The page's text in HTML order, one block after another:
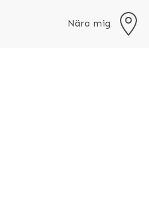
Nära mig